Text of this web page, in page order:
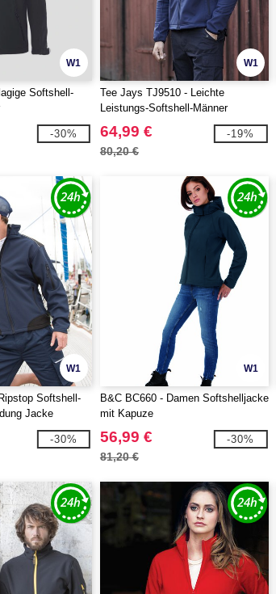
W1
Softshell-
-30%
W1
Tee Jays TJ9510 - Leichte
Leistungs-Softshell-Männer
64,99 €
80,20 €
-19%
W1
Softshell-
Jacke
-30%
W1
B&C BC660 - Damen Softshelljacke
mit Kapuze
56,99 €
81,20 €
-30%